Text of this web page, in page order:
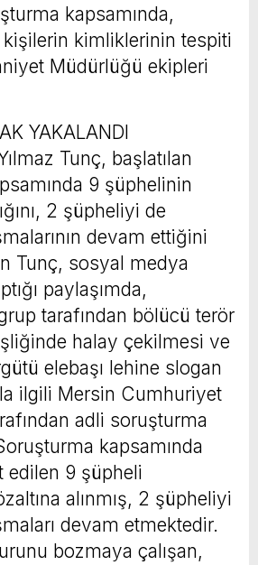
kapsamında,
kimliklerinin tespiti
Müdürlüğü ekipleri
YAKALANDI
Tunç, başlatılan
9 şüphelinin
2 şüpheliyi de
devam ettiğini
Tunç, sosyal medya
paylaşımda,
tarafından bölücü terör
halay çekilmesi ve
elebaşı lehine slogan
ilgili Mersin Cumhuriyet
adli soruşturma
kapsamında
edilen 9 şüpheli
alınmış, 2 şüpheliyi
devam etmektedir.
bozmaya çalışan,